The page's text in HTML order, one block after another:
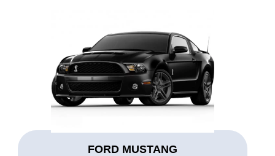
FORD MUSTANG